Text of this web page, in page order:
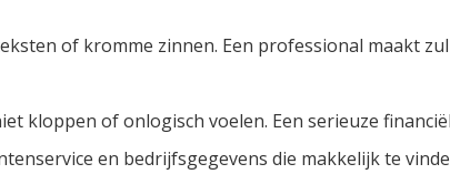
of kromme zinnen. Een professional maakt
kloppen of onlogisch voelen. Een serieuze
en bedrijfsgegevens die makkelijk te